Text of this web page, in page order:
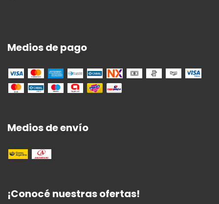
Medios de pago
Medios de envío
¡Conocé nuestras ofertas!